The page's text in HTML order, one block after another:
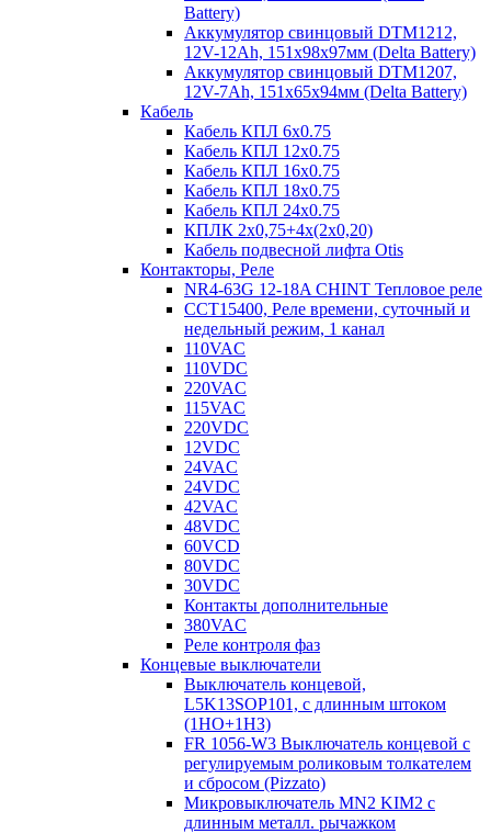
Battery)
Аккумулятор свинцовый DTM1212,
12V-12Ah, 151х98х97мм (Delta Battery)
Аккумулятор свинцовый DTM1207,
12V-7Ah, 151х65х94мм (Delta Battery)
Кабель
Кабель КПЛ 6х0.75
Кабель КПЛ 12х0.75
Кабель КПЛ 16х0.75
Кабель КПЛ 18х0.75
Кабель КПЛ 24х0.75
КПЛК 2х0,75+4х(2х0,20)
Кабель подвесной лифта Otis
Контакторы, Реле
NR4-63G 12-18A CHINT Тепловое реле
CCT15400, Реле времени, суточный и
недельный режим, 1 канал
110VAC
110VDC
220VAC
115VAC
220VDC
12VDC
24VAC
24VDC
42VAC
48VDC
60VCD
80VDC
30VDC
Контакты дополнительные
380VAC
Реле контроля фаз
Концевые выключатели
Выключатель концевой,
L5K13SOP101, с длинным штоком
(1НО+1НЗ)
FR 1056-W3 Выключатель концевой с
регулируемым роликовым толкателем
и сбросом (Pizzato)
Микровыключатель MN2 KIM2 с
длинным металл. рычажком